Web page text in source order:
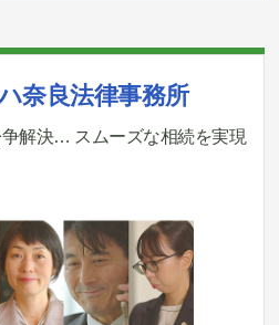
奈良法律事務所
解決… スムーズな相続を実現